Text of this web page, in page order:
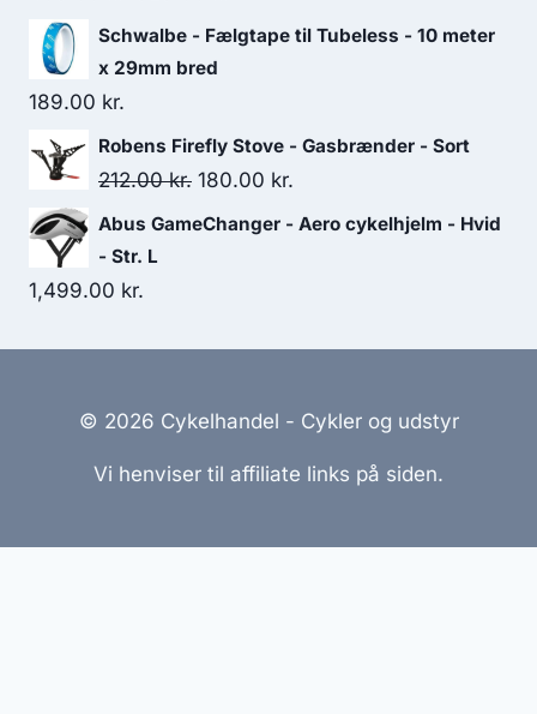
price
was:
price
Schwalbe - Fælgtape til Tubeless - 10 meter
x 29mm bred
189.00 kr.
Robens Firefly Stove - Gasbrænder - Sort
212.00kr. Original
price
180.00 kr.
price
Abus GameChanger - Aero cykelhjelm - Hvid
- Str. L
1,499.00 kr.
© 2026 Cykelhandel - Cykler og udstyr
Vi henviser til affiliate links på siden.